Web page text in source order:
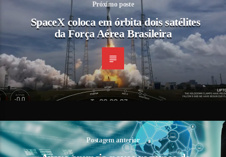
Próximo poste
SpaceX coloca em órbita dois satélites
da Força Aérea Brasileira
Postagem anterior